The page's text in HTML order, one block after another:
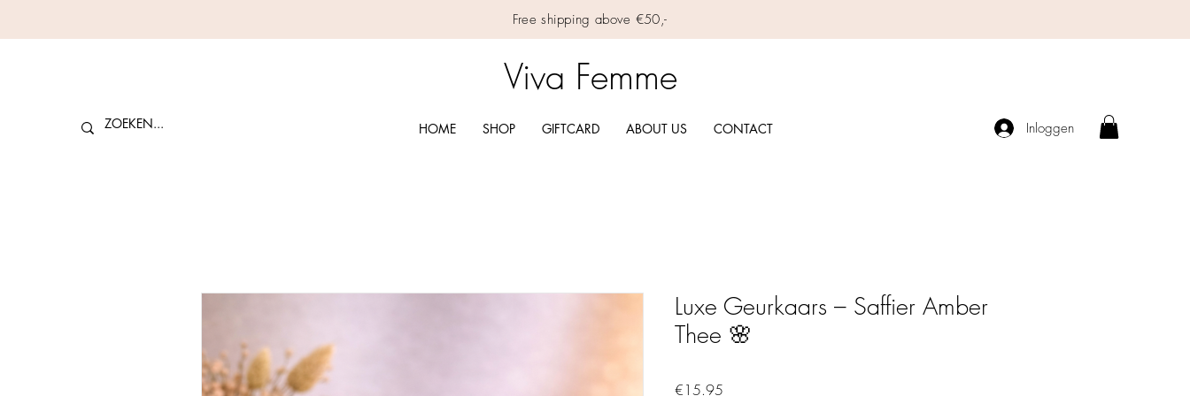
Free shipping above €50,-
Viva Femme
HOME SHOP GIFTCARD ABOUT US CONTACT Inloggen
Luxe Geurkaars – Saffier Amber
Thee 🌸
€15.95